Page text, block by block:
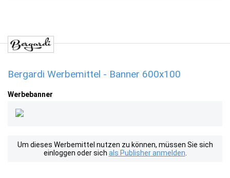
Bergardi Werbemittel - Banner 600x100
Werbebanner
Um dieses Werbemittel nutzen zu können, müssen Sie sich
einloggen oder sich als Publisher anmelden